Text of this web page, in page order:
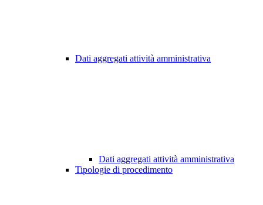
Dati aggregati attività amministrativa
Dati aggregati attività amministrativa
Tipologie di procedimento